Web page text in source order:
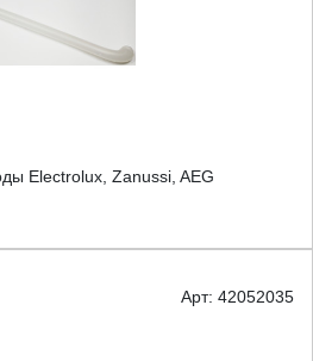
Electrolux, Zanussi, AEG
Арт: 42052035